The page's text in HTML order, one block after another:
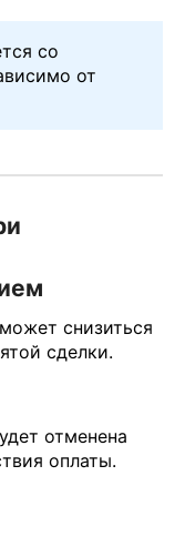
со
от
снизиться
сделки.
отменена
оплаты.